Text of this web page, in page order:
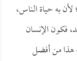
به حياة الناس،
فكون الإنسان
هذا من أفضل